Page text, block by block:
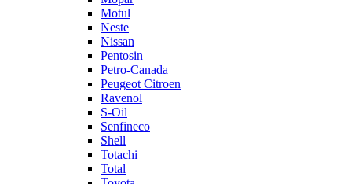
Motul
Neste
Nissan
Pentosin
Petro-Canada
Peugeot Citroen
Ravenol
S-Oil
Senfineco
Shell
Totachi
Total